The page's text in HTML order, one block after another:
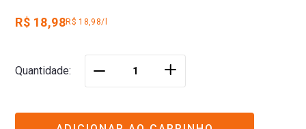
R$ 18,98R$ 18,98/l
Quantidade ＋